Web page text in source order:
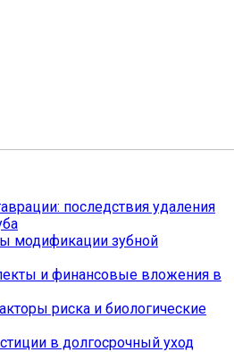
последствия удаления
модификации зубной
и финансовые вложения в
риска и биологические
в долгосрочный уход